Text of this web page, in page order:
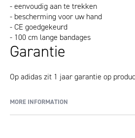
- eenvoudig aan te trekken
- bescherming voor uw hand
- CE goedgekeurd
- 100 cm lange bandages
Garantie
Op adidas zit 1 jaar garantie op
MORE INFORMATION